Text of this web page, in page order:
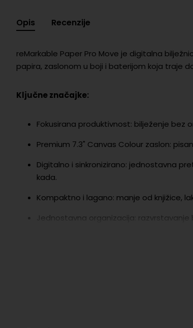
Opis Recenzije
reMarkable Paper Pro Move je digitalna
papira, zaslonom u boji i baterijom koja traje
Ključne značajke:
Fokusirana produktivnost: bilježenje bez
Premium 7.3" Canvas Colour zaslon:
Digitalno i sinkronizirano: jednostavna
kada.
Kompaktno i lagano: manje od knjižice,
Jednostavna organizacija: razvrstavanje